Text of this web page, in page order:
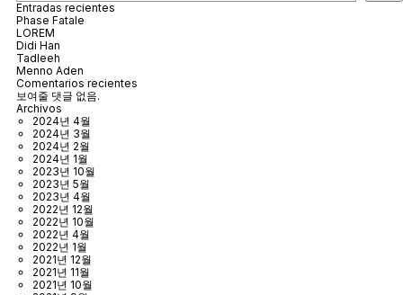
Entradas recientes
Phase Fatale
LOREM
Didi Han
Tadleeh
Menno Aden
Comentarios recientes
보여줄 댓글 없음.
Archivos
2024년 4월
2024년 3월
2024년 2월
2024년 1월
2023년 10월
2023년 5월
2023년 4월
2022년 12월
2022년 10월
2022년 4월
2022년 1월
2021년 12월
2021년 11월
2021년 10월